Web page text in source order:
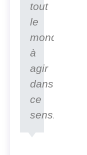
tout
le
monde
à
agir
dans
ce
sens.